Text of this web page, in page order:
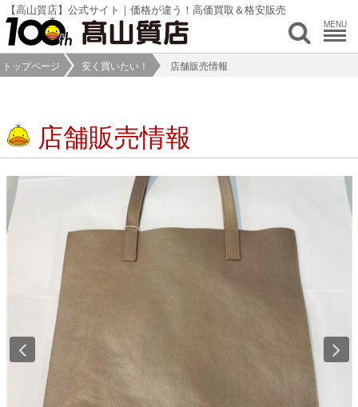
【高山質店】公式サイト｜価格が違う！高価買取＆格安販売
MENU
トップページ 安く買いたい！ 店舗販売情報
店舗販売情報